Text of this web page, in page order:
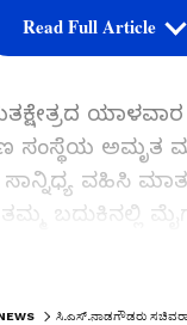
ಸಂಸ್ಥೆಯ ಅಮೃತ
ವಹಿಸಿ
ತಮ್ಮ ಬದುಕಿನಲ್ಲಿ
Read Full Article